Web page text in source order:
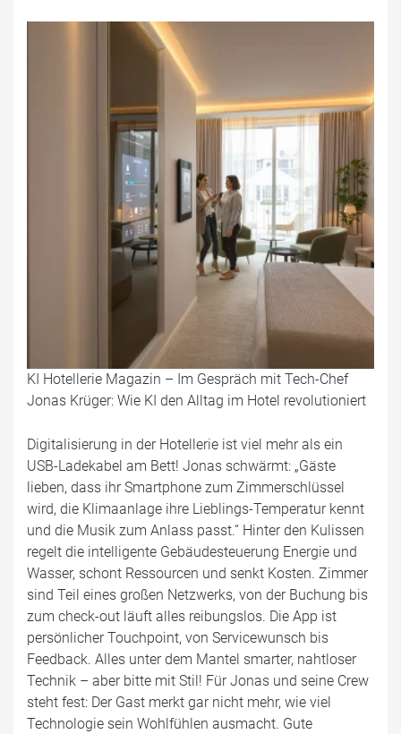
KI Hotellerie Magazin – Im Gespräch mit Tech-Chef
Jonas Krüger: Wie KI den Alltag im Hotel revolutioniert
Digitalisierung in der Hotellerie ist viel mehr als ein
USB-Ladekabel am Bett! Jonas schwärmt: „Gäste
lieben, dass ihr Smartphone zum Zimmerschlüssel
wird, die Klimaanlage ihre Lieblings-Temperatur kennt
und die Musik zum Anlass passt.“ Hinter den Kulissen
regelt die intelligente Gebäudesteuerung Energie und
Wasser, schont Ressourcen und senkt Kosten. Zimmer
sind Teil eines großen Netzwerks, von der Buchung bis
zum check-out läuft alles reibungslos. Die App ist
persönlicher Touchpoint, von Servicewunsch bis
Feedback. Alles unter dem Mantel smarter, nahtloser
Technik – aber bitte mit Stil! Für Jonas und seine Crew
steht fest: Der Gast merkt gar nicht mehr, wie viel
Technologie sein Wohlfühlen ausmacht. Gute